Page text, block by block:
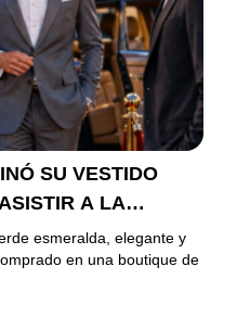
SU VESTIDO
A LA
LLEGÓ EN
DE HONOR
esmeralda, elegante y
en una boutique de